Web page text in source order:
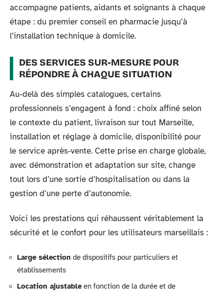
accompagne patients, aidants et soignants à chaque
étape : du premier conseil en pharmacie jusqu’à
l’installation technique à domicile.
DES SERVICES SUR-MESURE POUR
RÉPONDRE À CHAQUE SITUATION
Au-delà des simples catalogues, certains
professionnels s’engagent à fond : choix affiné selon
le contexte du patient, livraison sur tout Marseille,
installation et réglage à domicile, disponibilité pour
le service après-vente. Cette prise en charge globale,
avec démonstration et adaptation sur site, change
tout lors d’une sortie d’hospitalisation ou dans la
gestion d’une perte d’autonomie.
Voici les prestations qui réhaussent véritablement la
sécurité et le confort pour les utilisateurs marseillais :
Large sélection de dispositifs pour particuliers et
établissements
Location ajustableen fonction de la durée et de